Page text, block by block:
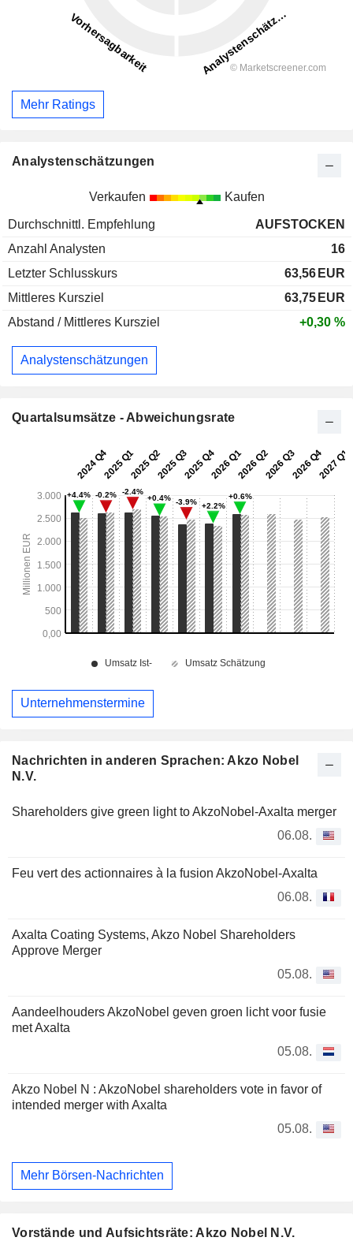
Nachrichten in anderen Sprachen: Akzo Nobel
N.V.
Shareholders give green light to AkzoNobel-Axalta merger
06.08.
Feu vert des actionnaires à la fusion AkzoNobel-Axalta
06.08.
Axalta Coating Systems, Akzo Nobel Shareholders
Approve Merger
05.08.
Aandeelhouders AkzoNobel geven groen licht voor fusie
met Axalta
05.08.
Akzo Nobel N : AkzoNobel shareholders vote in favor of
intended merger with Axalta
05.08.
Mehr Börsen-Nachrichten
Vorstände und Aufsichtsräte: Akzo Nobel N.V.
Mehr Ratings
Analystenschätzungen
Verkaufen Kaufen
Durchschnittl. Empfehlung
AUFSTOCKEN
Anzahl Analysten
16
Letzter Schlusskurs
63,56 EUR
Mittleres Kursziel
63,75 EUR
Abstand / Mittleres Kursziel
+0,30 %
Analystenschätzungen
Quartalsumsätze - Abweichungsrate
Unternehmenstermine